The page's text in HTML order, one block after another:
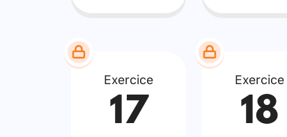
Exercice
17
Exercice
18